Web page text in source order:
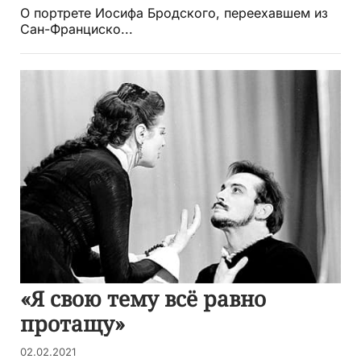
О портрете Иосифа Бродского, переехавшем из
Сан-Франциско...
«Я свою тему всё равно
протащу»
02.02.2021